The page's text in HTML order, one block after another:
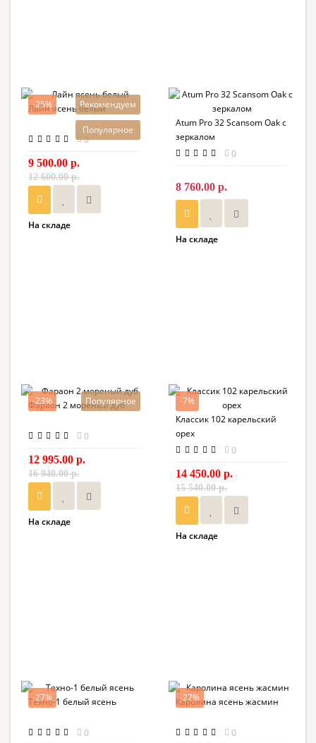
-25% Рекомендуем
Популярное
Лайн ясень белый
0
9 500.00 р.
12 600.00 р.
На складе
Atum Pro 32 Scansom Oak с
зеркалом
0
8 760.00 р.
На складе
-23% Популярное
Фараон 2 мореный дуб
0
12 995.00 р.
16 940.00 р.
На складе
-7%
Классик 102 карельский
орех
0
14 450.00 р.
15 540.00 р.
На складе
-27%
Техно-1 белый ясень
0
-27%
Каролина ясень жасмин
0